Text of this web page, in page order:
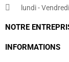
lundi -
NOTRE
INFORMATIONS